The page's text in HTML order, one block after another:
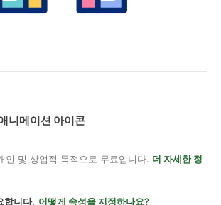
니메이션 아이콘
인 및 상업적 목적으로 무료입니다. 더 자세한 정
합니다. 어떻게 속성을 지정하나요?